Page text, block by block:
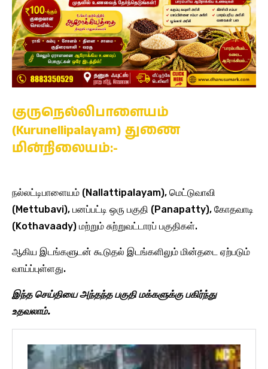
குருநெல்லிபாளையம்
(Kurunellipalayam) துணை
மின்நிலையம்:-
நல்லட்டிபாளையம் (Nallattipalayam), மெட்டுவாவி
(Mettubavi), பனப்பட்டி ஒரு பகுதி (Panapatty), கோதவாடி
(Kothavaady) மற்றும் சுற்றுவட்டாரப் பகுதிகள்.
ஆகிய இடங்களுடன் கூடுதல் இடங்களிலும் மின்தடை ஏற்படும்
வாய்ப்புள்ளது.
இந்த செய்தியை அந்தந்த பகுதி மக்களுக்கு பகிர்ந்து
உதவலாம்.